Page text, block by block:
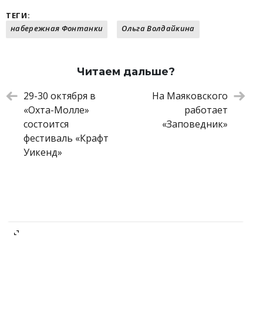
ТЕГИ:
набережная Фонтанки
Ольга Волдайкина
Читаем дальше?
29-30 октября в
«Охта-Молле»
состоится
фестиваль «Крафт
Уикенд»
На Маяковского
работает
«Заповедник»